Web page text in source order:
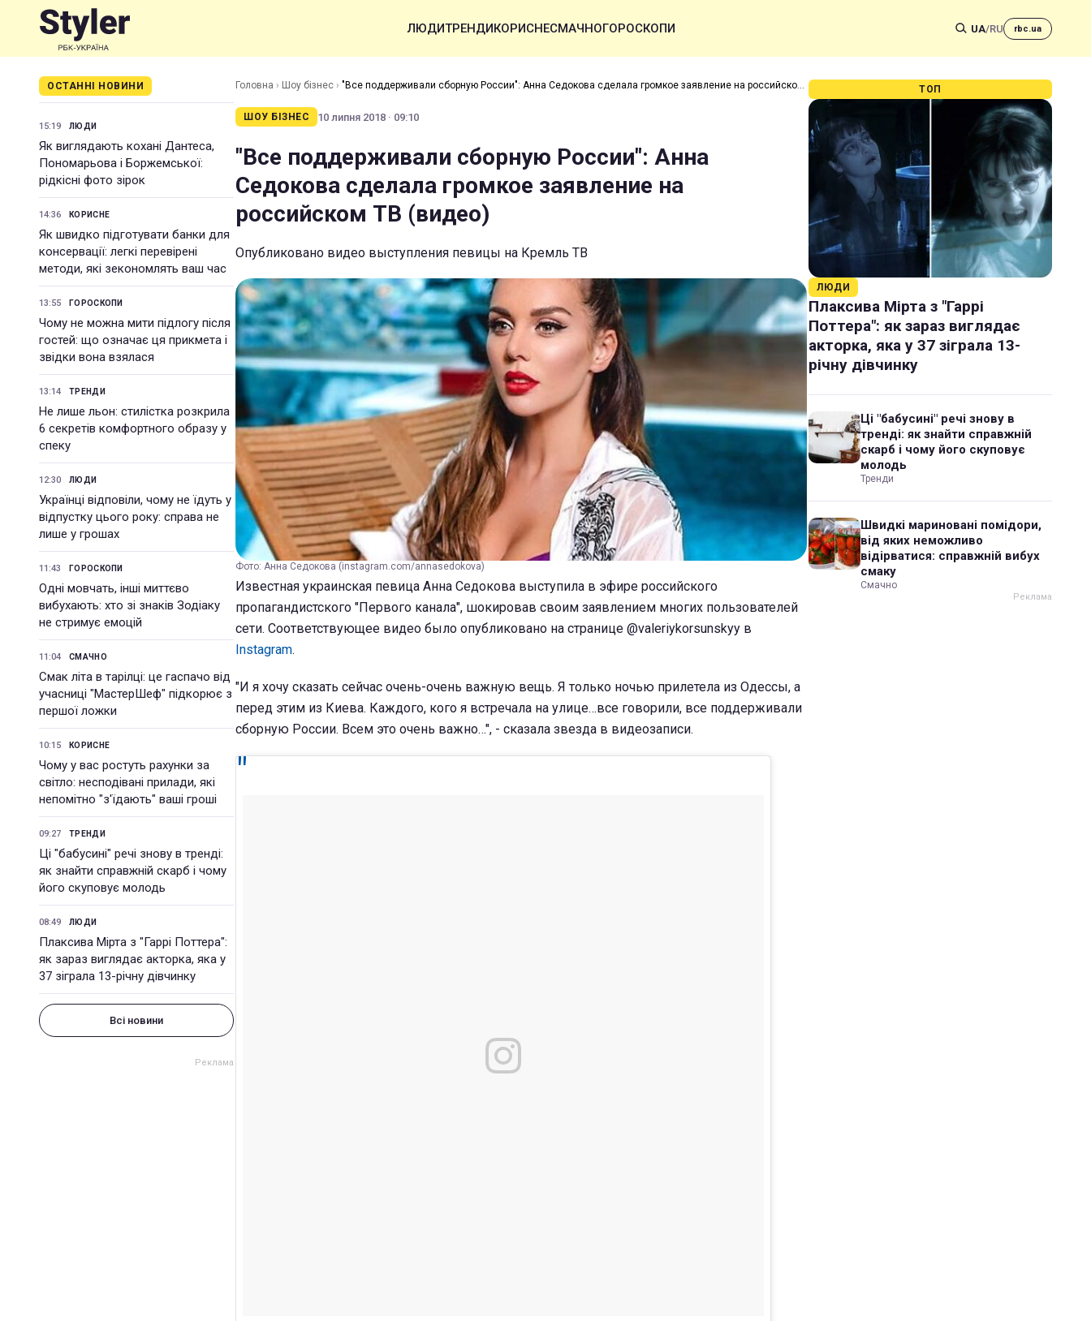
ЛЮДИТРЕНДИКОРИСНЕСМАЧНОГОРОСКОПИ UA/RU rbc.ua
ОСТАННІ НОВИНИ
15:19 ЛЮДИ
Як виглядають кохані Дантеса,
Пономарьова і Боржемської:
рідкісні фото зірок
14:36 КОРИСНЕ
Як швидко підготувати банки для
консервації: легкі перевірені
методи, які зекономлять ваш час
13:55 ГОРОСКОПИ
Чому не можна мити підлогу після
гостей: що означає ця прикмета і
звідки вона взялася
13:14 ТРЕНДИ
Не лише льон: стилістка розкрила
6 секретів комфортного образу у
спеку
12:30 ЛЮДИ
Українці відповіли, чому не їдуть у
відпустку цього року: справа не
лише у грошах
11:43 ГОРОСКОПИ
Одні мовчать, інші миттєво
вибухають: хто зі знаків Зодіаку
не стримує емоцій
11:04 СМАЧНО
Смак літа в тарілці: це гаспачо від
учасниці "МастерШеф" підкорює з
першої ложки
10:15 КОРИСНЕ
Чому у вас ростуть рахунки за
світло: несподівані прилади, які
непомітно "з'їдають" ваші гроші
09:27 ТРЕНДИ
Ці "бабусині" речі знову в тренді:
як знайти справжній скарб і чому
його скуповує молодь
08:49 ЛЮДИ
Плаксива Мірта з "Гаррі Поттера":
як зараз виглядає акторка, яка у
37 зіграла 13-річну дівчинку
Всі новини
Головна › Шоу бізнес › "Все поддерживали сборную России": Анна Седокова сделала громкое заявление на российском
ШОУ БІЗНЕС
10 липня 2018 · 09:10
"Все поддерживали сборную России": Анна
Седокова сделала громкое заявление на
российском ТВ (видео)
Опубликовано видео выступления певицы на Кремль ТВ
Фото: Анна Седокова (instagram.com/annasedokova)
Известная украинская певица Анна Седокова выступила в эфире российского
пропагандистского "Первого канала", шокировав своим заявлением многих пользователей
сети. Соответствующее видео было опубликовано на странице @valeriykorsunskyy в
Instagram.
"И я хочу сказать сейчас очень-очень важную вещь. Я только ночью прилетела из Одессы, а
перед этим из Киева. Каждого, кого я встречала на улице…все говорили, все поддерживали
сборную России. Всем это очень важно…", - сказала звезда в видеозаписи.
ТОП
ЛЮДИ
Плаксива Мірта з "Гаррі
Поттера": як зараз виглядає
акторка, яка у 37 зіграла 13-
річну дівчинку
Ці "бабусині" речі знову в
тренді: як знайти справжній
скарб і чому його скуповує
молодь
Тренди
Швидкі мариновані помідори,
від яких неможливо
відірватися: справжній вибух
смаку
Смачно